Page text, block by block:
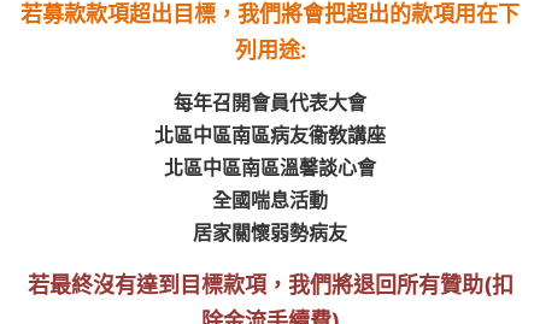
若募款款項超出目標，我們將會把超出的款項用在下
列用途:
每年召開會員代表大會
北區中區南區病友衞敎講座
北區中區南區溫馨談心會
全國喘息活動
居家關懷弱勢病友
若最終沒有達到目標款項，我們將退回所有贊助(扣